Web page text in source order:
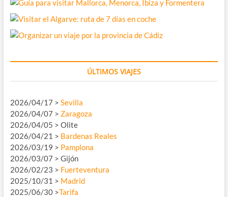
ÚLTIMOS VIAJES
2026/04/17 > Sevilla
2026/04/07 > Zaragoza
2026/04/05 > Olite
2026/04/21 > Bardenas Reales
2026/03/19 > Pamplona
2026/03/07 > Gijón
2026/02/23 > Fuerteventura
2025/10/31 > Madrid
2025/06/30 >Tarifa